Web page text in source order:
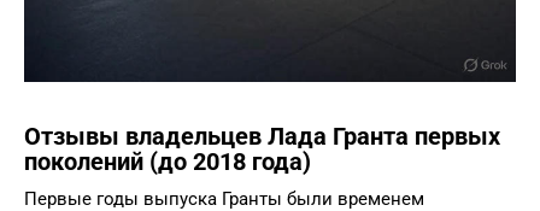
Отзывы владельцев Лада Гранта первых
поколений (до 2018 года)
Первые годы выпуска Гранты были временем